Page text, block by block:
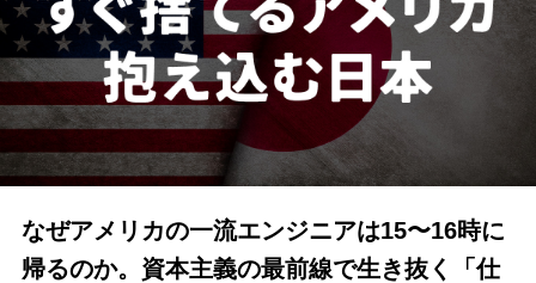
なぜアメリカの一流エンジニアは15〜16時に
帰るのか。資本主義の最前線で生き抜く「仕